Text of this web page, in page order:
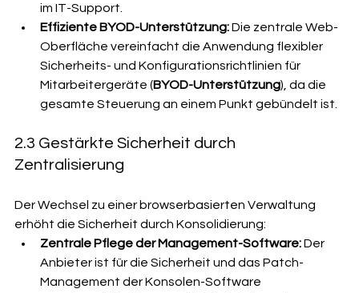
im IT-Support.
Effiziente BYOD-Unterstützung: Die zentrale Web-
Oberfläche vereinfacht die Anwendung flexibler
Sicherheits- und Konfigurationsrichtlinien für
Mitarbeitergeräte (BYOD-Unterstützung), da die
gesamte Steuerung an einem Punkt gebündelt ist.
2.3 Gestärkte Sicherheit durch
Zentralisierung
Der Wechsel zu einer browserbasierten Verwaltung
erhöht die Sicherheit durch Konsolidierung:
Zentrale Pflege der Management-Software: Der
Anbieter ist für die Sicherheit und das Patch-
Management der Konsolen-Software